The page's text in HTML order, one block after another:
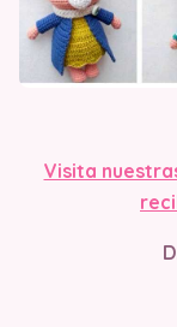
Visita